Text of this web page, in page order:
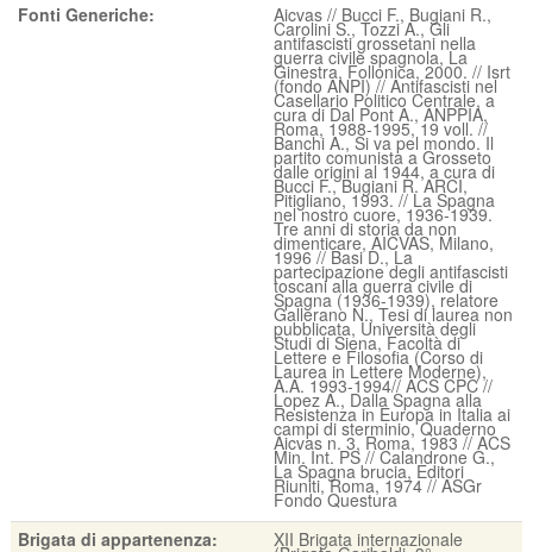
Fonti Generiche:
Aicvas // Bucci F., Bugiani R.,
Carolini S., Tozzi A., Gli
antifascisti grossetani nella
guerra civile spagnola, La
Ginestra, Follonica, 2000. // Isrt
(fondo ANPI) // Antifascisti nel
Casellario Politico Centrale, a
cura di Dal Pont A., ANPPIA,
Roma, 1988-1995, 19 voll. //
Banchi A., Si va pel mondo. Il
partito comunista a Grosseto
dalle origini al 1944, a cura di
Bucci F., Bugiani R. ARCI,
Pitigliano, 1993. // La Spagna
nel nostro cuore, 1936-1939.
Tre anni di storia da non
dimenticare, AICVAS, Milano,
1996 // Basi D., La
partecipazione degli antifascisti
toscani alla guerra civile di
Spagna (1936-1939), relatore
Gallerano N., Tesi di laurea non
pubblicata, Università degli
Studi di Siena, Facoltà di
Lettere e Filosofia (Corso di
Laurea in Lettere Moderne),
A.A. 1993-1994// ACS CPC //
Lopez A., Dalla Spagna alla
Resistenza in Europa in Italia ai
campi di sterminio, Quaderno
Aicvas n. 3, Roma, 1983 // ACS
Min. Int. PS // Calandrone G.,
La Spagna brucia, Editori
Riuniti, Roma, 1974 // ASGr
Fondo Questura
Brigata di appartenenza:
XII Brigata internazionale